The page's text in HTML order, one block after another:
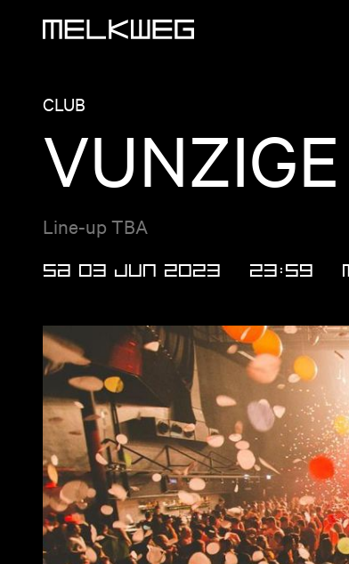
CLUB
Line-up TBA
SA 03 JUN 2023 23:59